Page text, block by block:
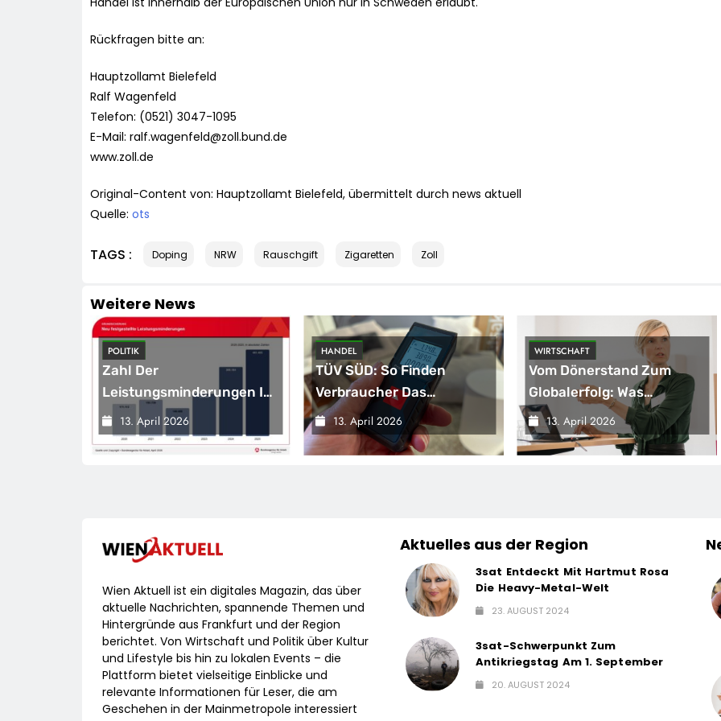
Rückfragen bitte an:
Hauptzollamt Bielefeld
Ralf Wagenfeld
Telefon: (0521) 3047-1095
E-Mail: ralf.wagenfeld@zoll.bund.de
www.zoll.de
Original-Content von: Hauptzollamt Bielefeld, übermittelt durch news aktuell
Quelle: ots
TAGS : Doping NRW Rauschgift Zigaretten Zoll
Weitere News
POLITIK
Zahl Der
Leistungsminderungen Ist
2025 Gegenüber Dem
Vorjahr Gestiegen / BA-
Presseinfo Nr. 13
13. April 2026
HANDEL
TÜV SÜD: So Finden
Verbraucher Das
Passende
Laserentfernungsmessgerät
13. April 2026
WIRTSCHAFT
Vom Dönerstand Zum
Globalerfolg: Was
Franchisenehmer Von
Mangal Lernen Können
13. April 2026
Wien Aktuell ist ein digitales Magazin, das über
aktuelle Nachrichten, spannende Themen und
Hintergründe aus Frankfurt und der Region
berichtet. Von Wirtschaft und Politik über Kultur
und Lifestyle bis hin zu lokalen Events – die
Plattform bietet vielseitige Einblicke und
relevante Informationen für Leser, die am
Geschehen in der Mainmetropole interessiert
Aktuelles aus der Region
3sat Entdeckt Mit Hartmut Rosa
Die Heavy-Metal-Welt
23. AUGUST 2024
3sat-Schwerpunkt Zum
Antikriegstag Am 1. September
20. AUGUST 2024